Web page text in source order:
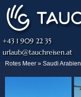
+43 1 909 22 35
urlaub@tauchreisen.at
Rotes Meer » Saudi Arabien